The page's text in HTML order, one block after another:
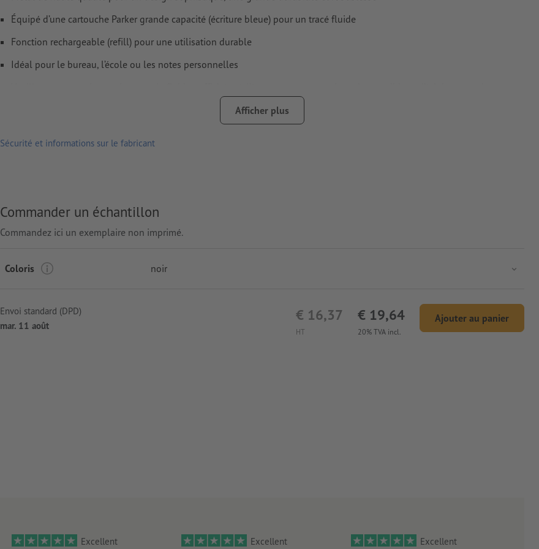
Équipé d’une cartouche Parker grande capacité (écriture bleue) pour un tracé fluide
Fonction rechargeable (refill) pour une utilisation durable
Idéal pour le bureau, l’école ou les notes personnelles
réglages de l’écran, être différentes des couleurs réelles du produit.
Mine : encre bleue
Traitement: Gravure laser
emplacement de la gravure: sur les deux enregistreurs
Afficher plus
Sécurité et informations sur le fabricant
Commander un échantillon
Commandez ici un exemplaire non imprimé.
Coloris noir
HT
€ 16,37
20% TVA incl.
€ 19,64 Ajouter au panier
Envoi standard (DPD)
mar. 11 août
Excellent Excellent Excellent